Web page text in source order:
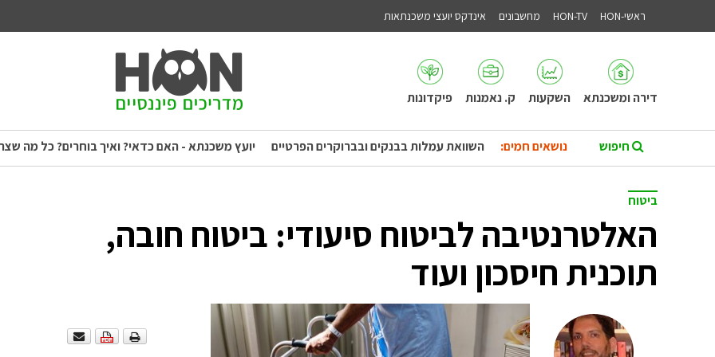
ראשי-HON HON-TV מחשבונים אינדקס יועצי משכנתאות
דירה ומשכנתא השקעות ק. נאמנות פיקדונות
נושאים חמים: השוואת עמלות בבנקים ובברוקרים הפרטיים יועץ משכנתא - האם כדאי? ואיך בוחרים? כל מה
ביטוח
האלטרנטיבה לביטוח סיעודי: ביטוח חובה,
תוכנית חיסכון ועוד